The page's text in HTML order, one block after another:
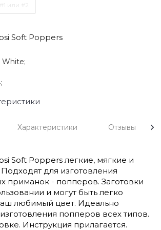
Soft Poppers
White;
Характеристики Отзывы
Soft Poppers легкие, мягкие и
для изготовления
приманок - попперов. Заготовки
и могут быть легко
любимый цвет. Идеально
попперов всех типов.
Инструкция прилагается.